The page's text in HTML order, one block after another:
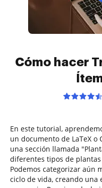
Cómo hacer
En este tutorial,
un documento de LaTeX o
una sección llamada
diferentes tipos de
Podemos categorizar aún
ciclo de vida, creando una